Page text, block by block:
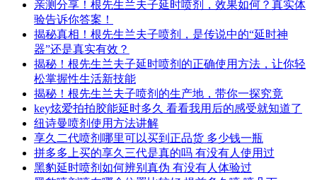
亲测分享！根先生兰夫子延时喷剂，效果如何？真实体
验告诉你答案！
揭秘真相！根先生兰夫子喷剂，是传说中的“延时神
器”还是真实有效？
揭秘！根先生兰夫子延时喷剂的正确使用方法，让你轻
松掌握性生活新技能
揭秘！根先生兰夫子喷剂的生产地，带你一探究竟
key炫爱拍拍胶能延时多久 看看我用后的感受就知道了
纽诗曼喷剂使用方法讲解
享久二代喷剂哪里可以买到正品货 多少钱一瓶
拼多多上买的享久三代是真的吗 有没有人使用过
黑豹延时喷剂如何辨别真伪 有没有人体验过